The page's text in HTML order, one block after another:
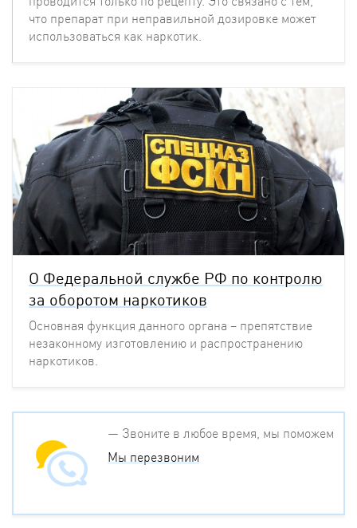
что препарат при неправильной дозировке может
использоваться как наркотик.
О Федеральной службе РФ по контролю
за оборотом наркотиков
Основная функция данного органа – препятствие
незаконному изготовлению и распространению
наркотиков.
— Звоните в любое время, мы поможем
Мы перезвоним